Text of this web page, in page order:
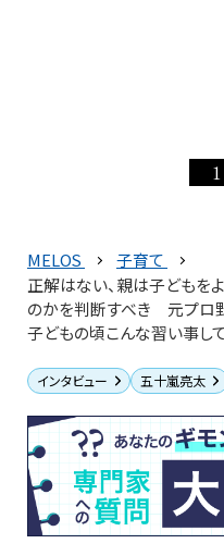
1
MELOS
子育て
正解はない、親は子どもを
のかを判断すべき 元プロ野
子どもの頃こんな習い事し
インタビュー 五十嵐亮太